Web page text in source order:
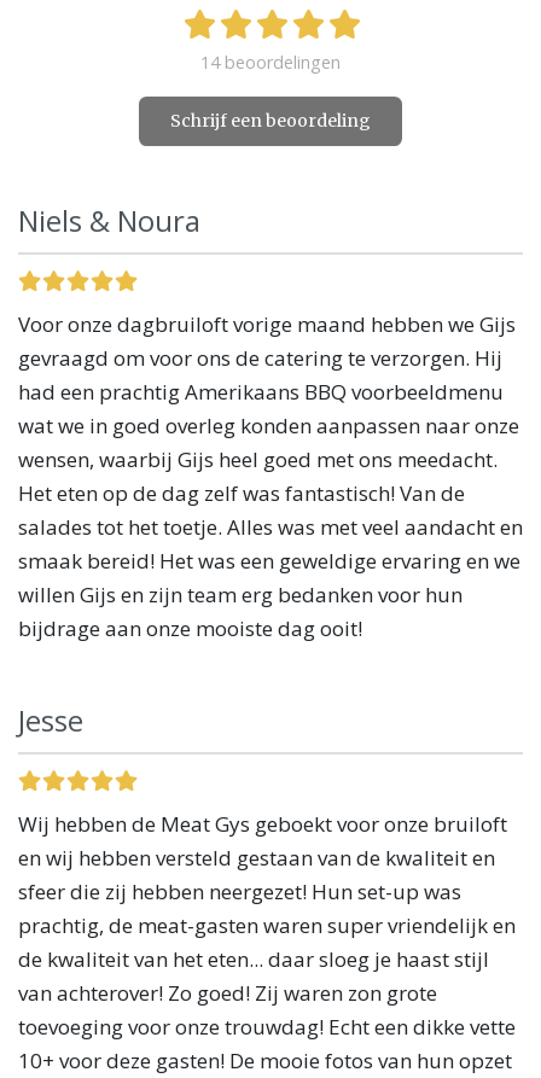
14 beoordelingen
Schrijf een beoordeling
Niels & Noura
Voor onze dagbruiloft vorige maand hebben we Gijs
gevraagd om voor ons de catering te verzorgen. Hij
had een prachtig Amerikaans BBQ voorbeeldmenu
wat we in goed overleg konden aanpassen naar onze
wensen, waarbij Gijs heel goed met ons meedacht.
Het eten op de dag zelf was fantastisch! Van de
salades tot het toetje. Alles was met veel aandacht en
smaak bereid! Het was een geweldige ervaring en we
willen Gijs en zijn team erg bedanken voor hun
bijdrage aan onze mooiste dag ooit!
Jesse
Wij hebben de Meat Gys geboekt voor onze bruiloft
en wij hebben versteld gestaan van de kwaliteit en
sfeer die zij hebben neergezet! Hun set-up was
prachtig, de meat-gasten waren super vriendelijk en
de kwaliteit van het eten... daar sloeg je haast stijl
van achterover! Zo goed! Zij waren zon grote
toevoeging voor onze trouwdag! Echt een dikke vette
10+ voor deze gasten! De mooie fotos van hun opzet